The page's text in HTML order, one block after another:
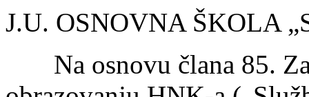
J.U. OSNOVNA ŠKOLA
Na osnovu člana 85.